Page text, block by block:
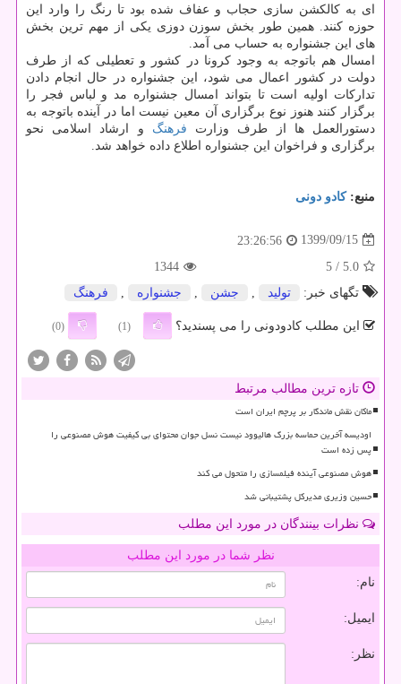
ای به کالکشن سازی حجاب و عفاف شده بود تا رنگ را وارد این
حوزه کنند. همین طور بخش سوزن دوزی یکی از مهم ترین بخش
های این جشنواره به حساب می آمد.
امسال هم باتوجه به وجود کرونا در کشور و تعطیلی که از طرف
دولت در کشور اعمال می شود، این جشنواره در حال انجام دادن
تدارکات اولیه است تا بتواند امسال جشنواره مد و لباس فجر را
برگزار کنند هنوز نوع برگزاری آن معین نیست اما در آینده باتوجه به
دستورالعمل ها از طرف وزارت فرهنگ و ارشاد اسلامی نحو
برگزاری و فراخوان این جشنواره اطلاع داده خواهد شد.
منبع:كادو دونی
1399/09/15
23:26:56
5.0
/ 5
1344
تگهای خبر:
تولید , جشن , جشنواره , فرهنگ
این مطلب کادودونی را می پسندید؟ (1)
(0)
تازه ترین مطالب مرتبط
ماکان نقش ماندگار بر پرچم ایران است
اودیسه آخرین حماسه بزرگ هالیوود نیست نسل جوان محتوای بی کیفیت هوش مصنوعی را
پس زده است
هوش مصنوعی آینده فیلمسازی را متحول می کند
حسین وزیری مدیرکل پشتیبانی شد
نظرات بینندگان در مورد این مطلب
نظر شما در مورد این مطلب
نام:
ایمیل:
نظر: